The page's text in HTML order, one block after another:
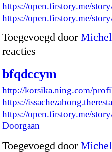
https://open.firstory.me/
https://open.firstory.me/
Toegevoegd door
reacties
bfqdccym
http://korsika.ning.com/
https://
https://open.firstory.me/
Doorgaan
Toegevoegd door